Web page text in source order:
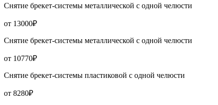
Снятие брекет-системы металлической с одной челюсти
от 13000₽
Снятие брекет-системы металлической с одной челюсти
от 10770₽
Снятие брекет-системы пластиковой с одной челюсти
от 8280₽